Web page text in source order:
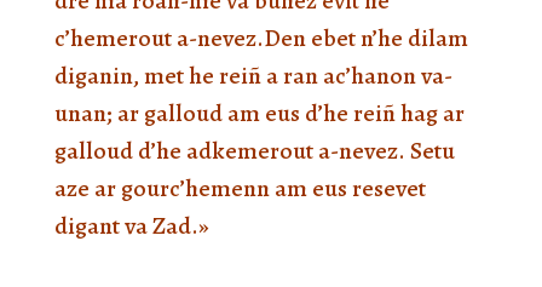
c’hemerout a-nevez.Den ebet n’he dilam
diganin, met he reiñ a ran ac’hanon va-
unan; ar galloud am eus d’he reiñ hag ar
galloud d’he adkemerout a-nevez. Setu
aze ar gourc’hemenn am eus resevet
digant va Zad.»